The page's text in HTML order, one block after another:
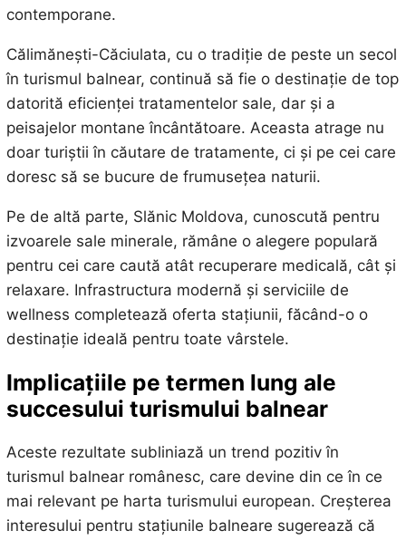
contemporane.
Călimănești-Căciulata, cu o tradiție de peste un secol
în turismul balnear, continuă să fie o destinație de top
datorită eficienței tratamentelor sale, dar și a
peisajelor montane încântătoare. Aceasta atrage nu
doar turiștii în căutare de tratamente, ci și pe cei care
doresc să se bucure de frumusețea naturii.
Pe de altă parte, Slănic Moldova, cunoscută pentru
izvoarele sale minerale, rămâne o alegere populară
pentru cei care caută atât recuperare medicală, cât și
relaxare. Infrastructura modernă și serviciile de
wellness completează oferta stațiunii, făcând-o o
destinație ideală pentru toate vârstele.
Implicațiile pe termen lung ale
succesului turismului balnear
Aceste rezultate subliniază un trend pozitiv în
turismul balnear românesc, care devine din ce în ce
mai relevant pe harta turismului european. Creșterea
interesului pentru stațiunile balneare sugerează că